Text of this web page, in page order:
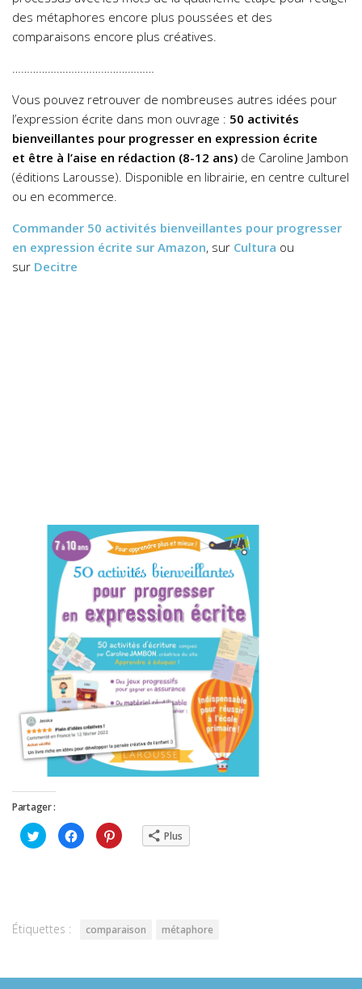
des métaphores encore plus poussées et des
comparaisons encore plus créatives.
…………………………………………
Vous pouvez retrouver de nombreuses autres idées pour
l’expression écrite dans mon ouvrage : 50 activités
bienveillantes pour progresser en expression écrite
et être à l’aise en rédaction (8-12 ans) de Caroline Jambon
(éditions Larousse). Disponible en librairie, en centre culturel
ou en ecommerce.
Commander 50 activités bienveillantes pour progresser
en expression écrite sur Amazon, sur Cultura ou
sur Decitre
Partager :
Cliquez
pour
partager
Cliquez
pour
partager
Cliquez
pour Plus
Étiquettes : comparaison métaphore